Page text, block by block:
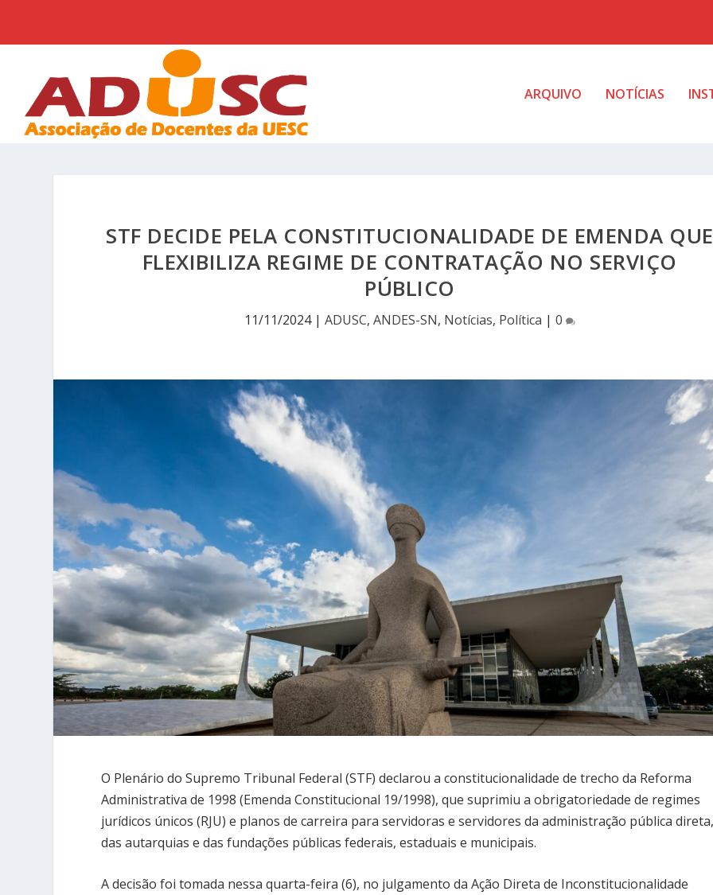
ARQUIVO NOTÍCIAS
STF DECIDE PELA CONSTITUCIONALIDADE DE EMENDA QUE
FLEXIBILIZA REGIME DE CONTRATAÇÃO NO SERVIÇO
PÚBLICO
11/11/2024| ADUSC, ANDES-SN, Notícias, Política | 0
O Plenário do Supremo Tribunal Federal (STF) declarou a constitucionalidade de trecho da Reforma
Administrativa de 1998 (Emenda Constitucional 19/1998), que suprimiu a obrigatoriedade de regimes
jurídicos únicos (RJU) e planos de carreira para servidoras e servidores da administração pública
das autarquias e das fundações públicas federais, estaduais e municipais.
A decisão foi tomada nessa quarta-feira (6), no julgamento da Ação Direta de Inconstitucionalidade